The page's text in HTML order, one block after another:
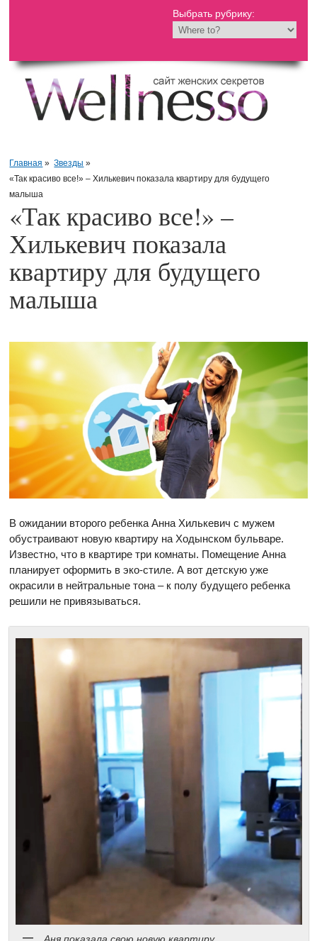
Выбрать рубрику:
Главная » Звезды »
«Так красиво все!» – Хилькевич показала квартиру для будущего
малыша
«Так красиво все!» –
Хилькевич показала
квартиру для будущего
малыша
В ожидании второго ребенка Анна Хилькевич с мужем
обустраивают новую квартиру на Ходынском бульваре.
Известно, что в квартире три комнаты. Помещение Анна
планирует оформить в эко-стиле. А вот детскую уже
окрасили в нейтральные тона – к полу будущего ребенка
решили не привязываться.